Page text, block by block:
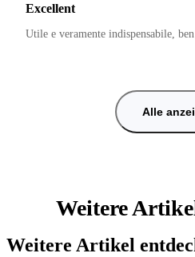
Excellent
Utile e veramente indispensabile,
Alle
Weitere
Weitere Artikel